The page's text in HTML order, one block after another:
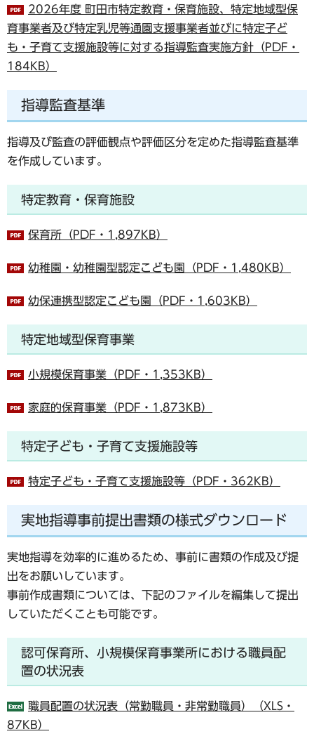
2026年度 町田市特定教育・保育施設、特定地域型保
育事業者及び特定乳児等通園支援事業者並びに特定子ど
も・子育て支援施設等に対する指導監査実施方針（PDF・
184KB）
指導監査基準
指導及び監査の評価観点や評価区分を定めた指導監査基準
を作成しています。
特定教育・保育施設
保育所（PDF・1,897KB）
幼稚園・幼稚園型認定こども園（PDF・1,480KB）
幼保連携型認定こども園（PDF・1,603KB）
特定地域型保育事業
小規模保育事業（PDF・1,353KB）
家庭的保育事業（PDF・1,873KB）
特定子ども・子育て支援施設等
特定子ども・子育て支援施設等（PDF・362KB）
実地指導事前提出書類の様式ダウンロード
実地指導を効率的に進めるため、事前に書類の作成及び提
出をお願いしています。
事前作成書類については、下記のファイルを編集して提出
していただくことも可能です。
認可保育所、小規模保育事業所における職員配
置の状況表
職員配置の状況表（常勤職員・非常勤職員）（XLS・
87KB）